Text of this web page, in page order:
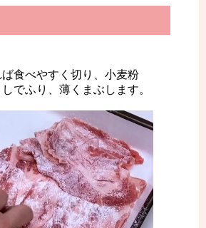
食べやすく切り、小麦粉
しでふり、薄くまぶします。